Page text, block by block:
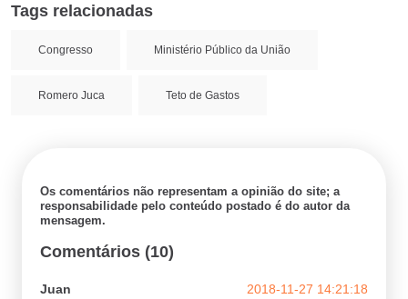
Tags relacionadas
Congresso Ministério Público da União
Romero Juca Teto de Gastos
Os comentários não representam a opinião do site; a
responsabilidade pelo conteúdo postado é do autor da
mensagem.
Comentários (10)
Juan
2018-11-27 14:21:18